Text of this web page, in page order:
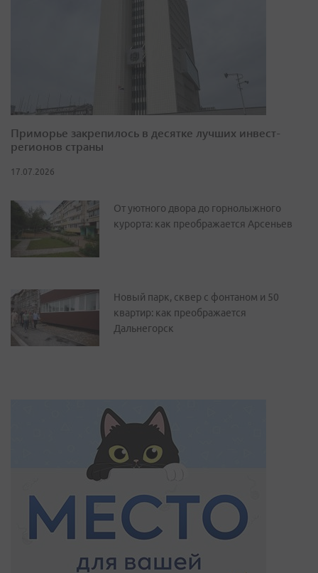
Приморье закрепилось в десятке лучших инвест-
регионов страны
17.07.2026
От уютного двора до горнолыжного
курорта: как преображается Арсеньев
Новый парк, сквер с фонтаном и 50
квартир: как преображается
Дальнегорск